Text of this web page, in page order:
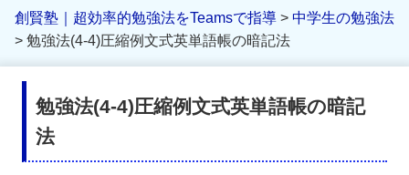
創賢塾｜超効率的勉強法をTeamsで指導 > 中学生の勉強法
> 勉強法(4-4)圧縮例文式英単語帳の暗記法
勉強法(4-4)圧縮例文式英単語帳の暗記
法